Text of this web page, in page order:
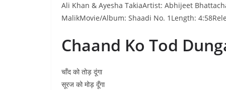
Ali Khan & Ayesha TakiaArtist: Abhijeet
MalikMovie/Album: Shaadi No. 1Length:
Chaand Ko Tod
चाँद को तोड़ दूंगा
सूरज को मोड़ दूँगा